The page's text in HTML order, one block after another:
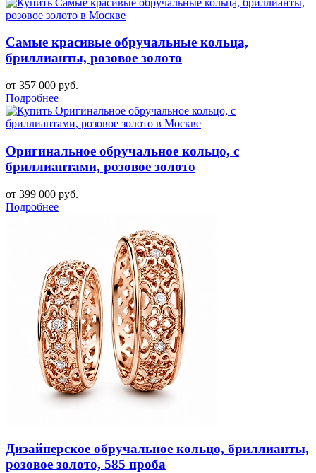
Самые красивые обручальные кольца,
бриллианты, розовое золото
от 357 000 руб.
Подробнее
Оригинальное обручальное кольцо, с
бриллиантами, розовое золото
от 399 000 руб.
Подробнее
Дизайнерское обручальное кольцо, бриллианты,
розовое золото, 585 проба